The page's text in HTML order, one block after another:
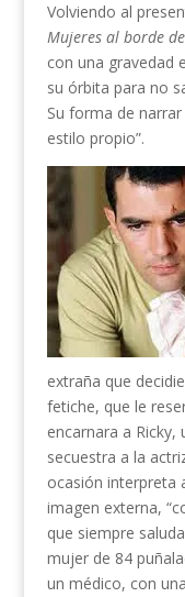
Volviendo al
Mujeres al borde
con una gravedad
su órbita para no
Su forma de
estilo propio”.
extraña que
fetiche, que le
encarnara a
secuestra a la
ocasión interpreta
imagen externa,
que siempre
mujer de 84
un médico, con